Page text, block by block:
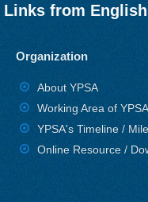
Links from
Organization
About YPSA
Working Area of YPSA
YPSA's Timeline /
Online Resource /